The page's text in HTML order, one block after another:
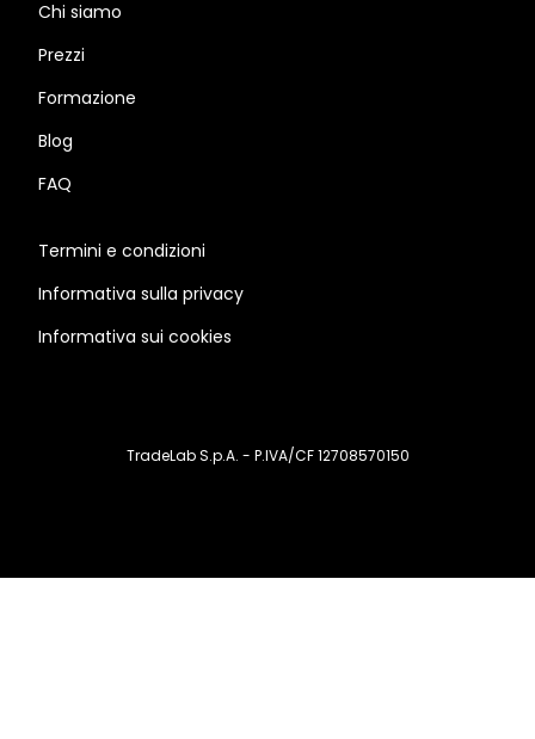
Chi siamo
Prezzi
Formazione
Blog
FAQ
Termini e condizioni
Informativa sulla privacy
Informativa sui cookies
TradeLab S.p.A. - P.IVA/CF 12708570150